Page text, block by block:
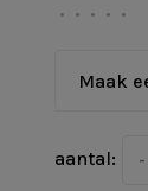
• • • • •
Maak
aantal: -